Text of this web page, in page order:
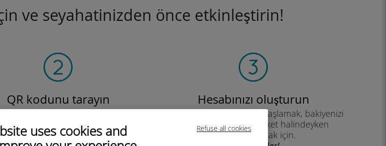
Refuse all cookies
uses cookies and
ve seyahatinizden önce etkinleştirin!
QR kodunu tarayın
veri planını etkinleştirmek ve
eSIM'i yüklemek için.
Çok basit!
Hesabınızı oluşturun
veri planınızı kullanmaya başlamak, bakiyenizi
kontrol etmek ve hareket halindeyken
yükleme yapmak için.